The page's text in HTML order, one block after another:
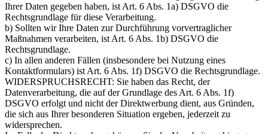
Ihrer Daten gegeben haben, ist Art. 6 Abs. 1a) DSGVO die
Rechtsgrundlage für diese Verarbeitung.
b) Sollten wir Ihre Daten zur Durchführung vorvertraglicher
Maßnahmen verarbeiten, ist Art. 6 Abs. 1b) DSGVO die
Rechtsgrundlage.
c) In allen anderen Fällen (insbesondere bei Nutzung eines
Kontaktformulars) ist Art. 6 Abs. 1f) DSGVO die Rechtsgrundlage.
WIDERSPRUCHSRECHT: Sie haben das Recht, der
Datenverarbeitung, die auf der Grundlage des Art. 6 Abs. 1f)
DSGVO erfolgt und nicht der Direktwerbung dient, aus Gründen,
die sich aus Ihrer besonderen Situation ergeben, jederzeit zu
widersprechen.